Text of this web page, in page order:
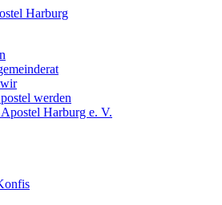
werden
Harburg e. V.